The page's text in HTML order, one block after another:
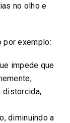
no olho e
por exemplo:
impede que
distorcida,
diminuindo a